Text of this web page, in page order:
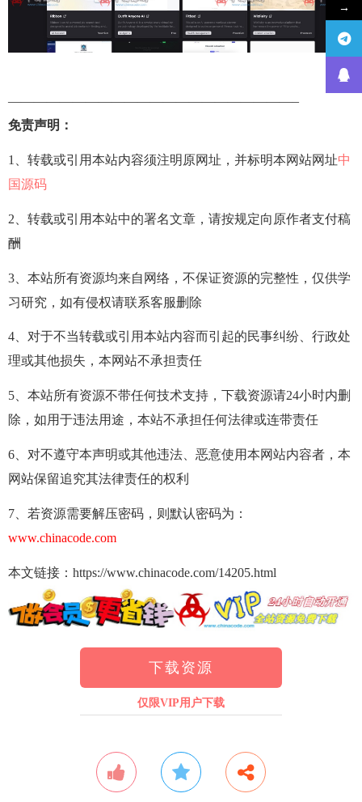
——————————————————————–
免责声明：
1、转载或引用本站内容须注明原网址，并标明本网站网址中
国源码
2、转载或引用本站中的署名文章，请按规定向原作者支付稿
酬
3、本站所有资源均来自网络，不保证资源的完整性，仅供学
习研究，如有侵权请联系客服删除
4、对于不当转载或引用本站内容而引起的民事纠纷、行政处
理或其他损失，本网站不承担责任
5、本站所有资源不带任何技术支持，下载资源请24小时内删
除，如用于违法用途，本站不承担任何法律或连带责任
6、对不遵守本声明或其他违法、恶意使用本网站内容者，本
网站保留追究其法律责任的权利
7、若资源需要解压密码，则默认密码为：
www.chinacode.com
本文链接：https://www.chinacode.com/14205.html
下载资源
仅限VIP用户下载
→